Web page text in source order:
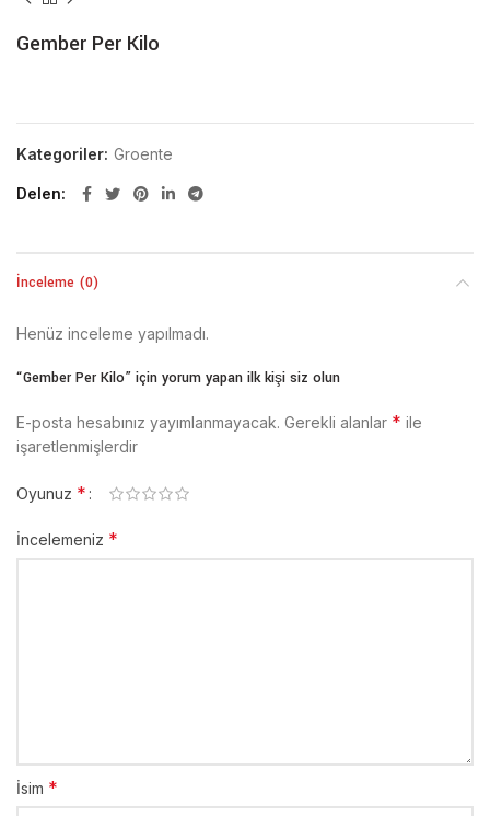
Gember Per Kilo
Kategoriler: Groente
Delen
İnceleme (0)
Henüz inceleme yapılmadı.
“Gember Per Kilo” için yorum yapan ilk kişi siz olun
E-posta hesabınız yayımlanmayacak. Gerekli alanlar * ile
işaretlenmişlerdir
Oyunuz *
İncelemeniz *
İsim *